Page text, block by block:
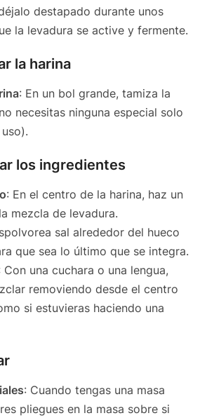
destapado durante unos
la levadura se active y fermente.
la harina
: En un bol grande, tamiza la
necesitas ninguna especial solo
los ingredientes
: En el centro de la harina, haz un
mezcla de levadura.
sal alrededor del hueco
que sea lo último que se integra.
Con una cuchara o una lengua,
removiendo desde el centro
si estuvieras haciendo una
: Cuando tengas una masa
pliegues en la masa sobre si